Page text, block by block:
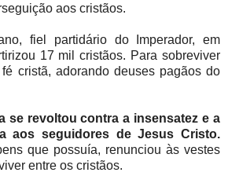
aos cristãos.
fiel partidário do Imperador, em
17 mil cristãos. Para sobreviver
cristã, adorando deuses pagãos do
se revoltou contra a insensatez e a
aos seguidores de Jesus Cristo.
que possuía, renunciou às vestes
entre os cristãos.